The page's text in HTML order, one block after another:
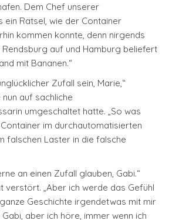
Dem Chef unserer
ein Rätsel, wie der Container
kommen konnte, denn nirgends
auf und Hamburg beliefert
mit Bananen.“
Zufall sein, Marie,“
auf sachliche
umgeschaltet hatte. „So was
im durchautomatisierten
falschen Laster in die falsche
an einen Zufall glauben, Gabi.“
verstört. „Aber ich werde das Gefühl
Geschichte irgendetwas mit mir
Gabi, aber ich höre, immer wenn ich